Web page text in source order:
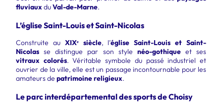
fluviauxduVal-de-Marne.
L’église Saint-Louis et Saint-Nicolas
Construite au XIXᵉ siècle, l’église Saint-Louis et Saint-
Nicolas se distingue par son style néo-gothiqueet ses
vitraux colorés. Véritable symbole du passé industriel et
ouvrier de la ville, elle est un passage incontournable pour les
amateurs de patrimoine religieux.
Le parc interdépartemental des sports de Choisy